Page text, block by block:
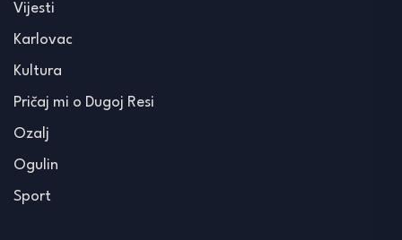
Vijesti
Karlovac
Kultura
Pričaj mi o Dugoj Resi
Ozalj
Ogulin
Sport